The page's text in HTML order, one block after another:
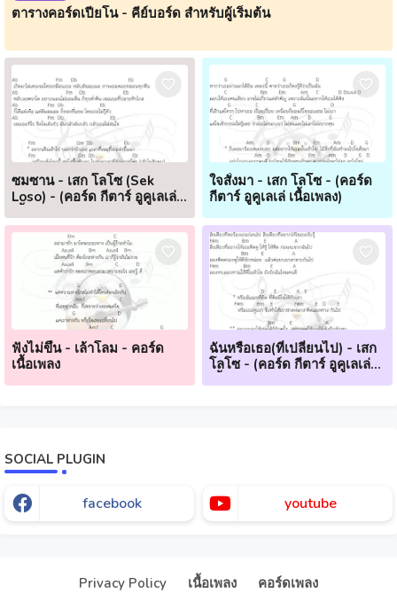
ตารางคอร์ดเปียโน - คีย์บอร์ด สำหรับผู้เริ่มต้น
ซมซาน - เสก โลโซ (Sek
Loso) - (คอร์ด กีตาร์ อูคูเลเล่
ใจสั่งมา - เสก โลโซ - (คอร์ด
กีตาร์ อูคูเลเล่ เนื้อเพลง)
ฟังไม่ขึ้น - เล้าโลม - คอร์ด
เนื้อเพลง
ฉันหรือเธอ(ที่เปลี่ยนไป) - เสก
โลโซ - (คอร์ด กีตาร์ อูคูเลเล่
SOCIAL PLUGIN
facebook youtube
Privacy Policy เนื้อเพลง คอร์ดเพลง